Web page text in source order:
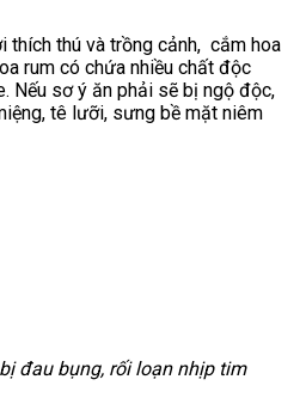
thích thú và trồng cảnh, cắm hoa
rum có chứa nhiều chất độc
Nếu sơ ý ăn phải sẽ bị ngộ độc,
tê lưỡi, sưng bề mặt niêm
đau bụng, rối loạn nhịp tim